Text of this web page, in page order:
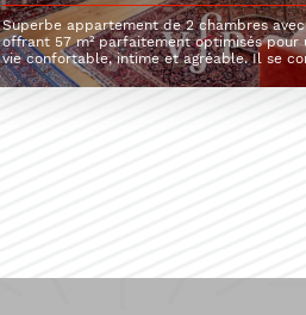
Superbe appartement de 2 chambres
offrant 57 m² parfaitement optimisés pour
vie confortable, intime et agréable. Il se
première